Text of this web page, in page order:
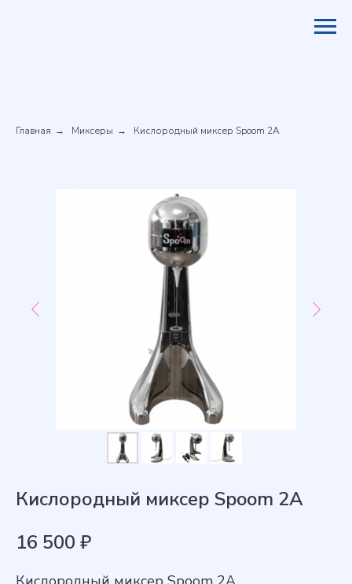
Главная → Миксеры → Кислородный миксер Spoom 2A
Кислородный миксер Spoom 2A
16 500 ₽